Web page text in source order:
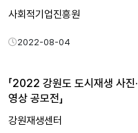
사회적기업진흥원
2022-08-04
「2022 강원도 도시재생 사진·
영상 공모전」
강원재생센터